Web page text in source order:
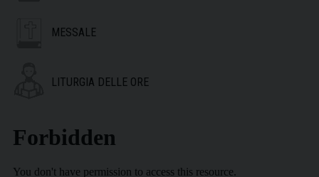
MESSALE
LITURGIA DELLE ORE